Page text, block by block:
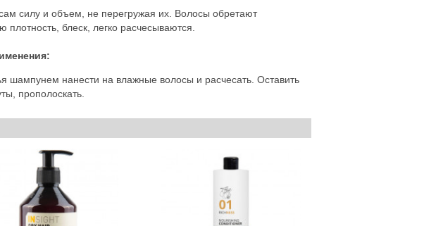
силу и объем, не перегружая их. Волосы обретают
плотность, блеск, легко расчесываются.
шампунем нанести на влажные волосы и расчесать. Оставить
прополоскать.